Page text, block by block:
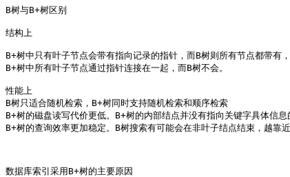
B树与B+树区别
结构上
B+树中只有叶子节点会带有指向记录的指针，而B树则所有节点都带有
B+树中所有叶子节点通过指针连接在一起，而B树不会。
性能上
B树只适合随机检索，B+树同时支持随机检索和顺序检索
B+树的磁盘读写代价更低。B+树的内部结点并没有指向关键字具体信
B+树的查询效率更加稳定。B树搜索有可能会在非叶子结点结束，越
数据库索引采用B+树的主要原因